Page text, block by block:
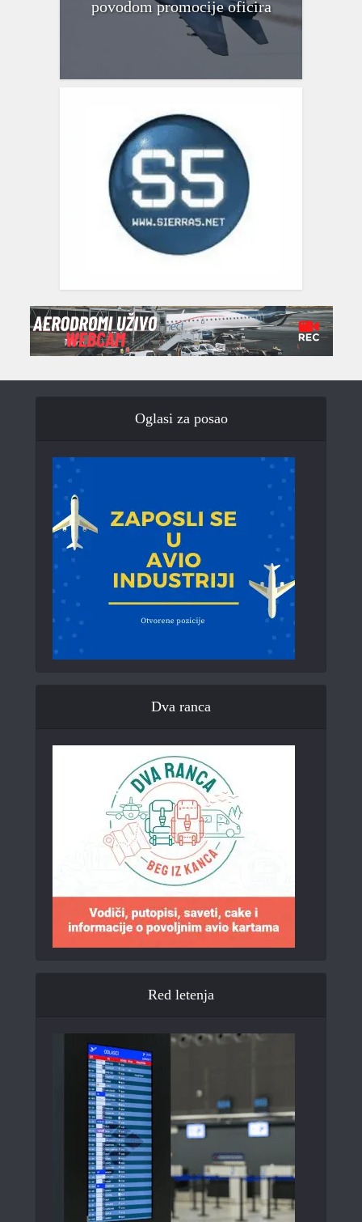
povodom promocije oficira
Oglasi za posao
Dva ranca
Red letenja